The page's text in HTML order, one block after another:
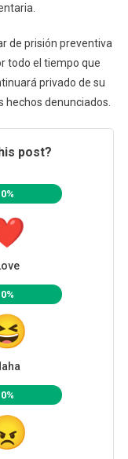
de prisión preventiva
todo el tiempo que
privado de su
hechos denunciados.
post?
0%
0%
0%